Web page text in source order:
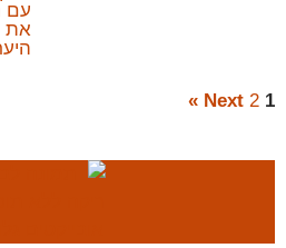
1
2
Next »